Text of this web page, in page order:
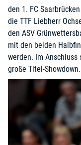
den 1. FC
die TTF Liebherr
den ASV
mit den beiden
werden. Im
große Titel-Showdown.